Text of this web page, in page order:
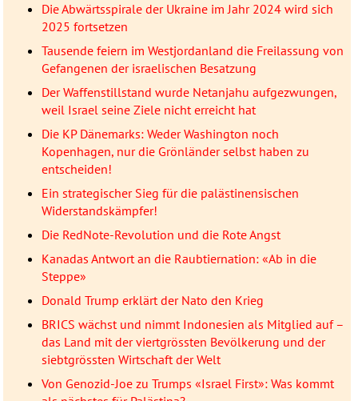
Die Abwärtsspirale der Ukraine im Jahr 2024 wird sich
2025 fortsetzen
Tausende feiern im Westjordanland die Freilassung von
Gefangenen der israelischen Besatzung
Der Waffenstillstand wurde Netanjahu aufgezwungen,
weil Israel seine Ziele nicht erreicht hat
Die KP Dänemarks: Weder Washington noch
Kopenhagen, nur die Grönländer selbst haben zu
entscheiden!
Ein strategischer Sieg für die palästinensischen
Widerstandskämpfer!
Die RedNote-Revolution und die Rote Angst
Kanadas Antwort an die Raubtiernation: «Ab in die
Steppe»
Donald Trump erklärt der Nato den Krieg
BRICS wächst und nimmt Indonesien als Mitglied auf –
das Land mit der viertgrössten Bevölkerung und der
siebtgrössten Wirtschaft der Welt
Von Genozid-Joe zu Trumps «Israel First»: Was kommt